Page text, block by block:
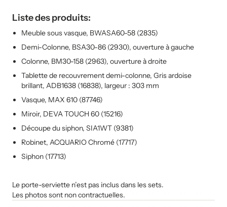
Liste des produits:
Meuble sous vasque, BWASA60-58 (2835)
Demi-Colonne, BSA30-86 (2930), ouverture à gauche
Colonne, BM30-158 (2963), ouverture à droite
Tablette de recouvrement demi-colonne, Gris ardoise
brillant, ADB1638 (16838), largeur : 303 mm
Vasque, MAX 610 (87746)
Miroir, DEVA TOUCH 60 (15216)
Découpe du siphon, SIA1WT (9381)
Robinet, ACQUARIO Chromé (17717)
Siphon (17713)
Le porte-serviette n’est pas inclus dans les sets.
Les photos sont non contractuelles.